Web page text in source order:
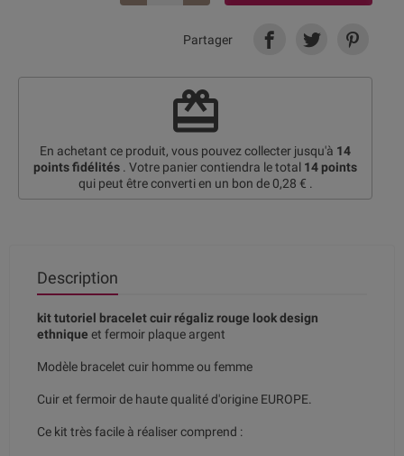
Partager
redeem
En achetant ce produit, vous pouvez collecter jusqu'à 14
points fidélités . Votre panier contiendra le total 14 points
qui peut être converti en un bon de 0,28 € .
Description
kit tutoriel bracelet cuir régaliz rouge look design
ethnique et fermoir plaque argent
Modèle bracelet cuir homme ou femme
Cuir et fermoir de haute qualité d'origine EUROPE.
Ce kit très facile à réaliser comprend :